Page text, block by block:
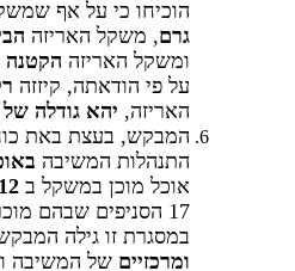
הוכיחו כי על אף
גרם, משקל האריזה
ומשקל האריזה הקטנה
על פי הודאתה, קיזזה רק
האריזה, יהא גודלה
המבקש, בעצת באת
התנהלות המשיבה
אוכל מוכן במשקל ב 12 סניפים
17 הסניפים שבהם
במסגרת זו גילה
ומרכזיים של המשיבה